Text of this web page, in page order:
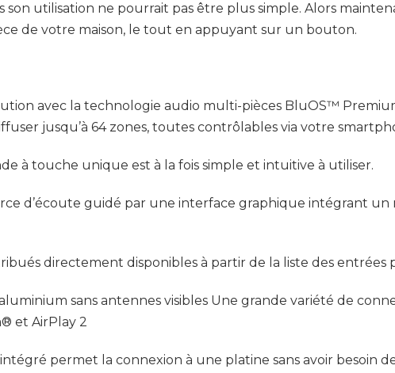
son utilisation ne pourrait pas être plus simple. Alors
de votre maison, le tout en appuyant sur un bouton.
avec la technologie audio multi-pièces BluOS™
jusqu’à 64 zones, toutes contrôlables via votre
à touche unique est à la fois simple et intuitive à utiliser.
d’écoute guidé par une interface graphique intégrant
directement disponibles à partir de la liste des entrées
sans antennes visibles Une grande variété de
et AirPlay 2
permet la connexion à une platine sans avoir besoin